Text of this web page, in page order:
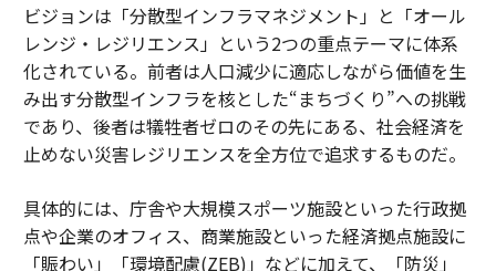
ビジョンは「分散型インフラマネジメント」と「オール
レンジ・レジリエンス」という2つの重点テーマに体系
化されている。前者は人口減少に適応しながら価値を生
み出す分散型インフラを核とした“まちづくり”への挑戦
であり、後者は犠牲者ゼロのその先にある、社会経済を
止めない災害レジリエンスを全方位で追求するものだ。
具体的には、庁舎や大規模スポーツ施設といった行政拠
点や企業のオフィス、商業施設といった経済拠点施設に
「賑わい」「環境配慮(ZEB)」などに加えて、「防災」